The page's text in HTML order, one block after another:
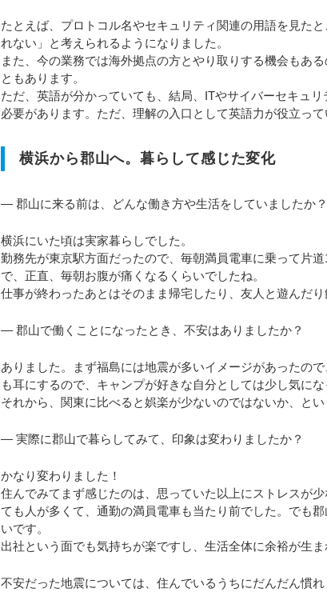
たとえば、プロトコル名やセキュリティ関連の用語を見た
れない」と考えられるようになりました。
また、今の業務では海外拠点の方とやり取りする機会もあ
ともあります。
ただ、英語が分かっていても、結局、ITやサイバーセキュ
必要があります。ただ、理解の入口として英語力が役立って
横浜から郡山へ。暮らして感じた変化
― 郡山に来る前は、どんな働き方や生活をしていましたか？
横浜にいた頃は実家暮らしでした。
勤務先が東京駅方面だったので、毎朝満員電車に乗って片
で、正直、毎朝お腹が痛くなるくらいでしたね。
仕事が終わったあとはそのまま帰宅したり、友人と遊んだ
― 郡山で働くことになったとき、不安はありましたか？
ありました。まず福島には地震が多いイメージがあったの
も耳にするので、キャンプが好きな自分としては少し気にな
それから、関東に比べると娯楽が少ないのではないか、とい
― 実際に郡山で暮らしてみて、印象は変わりましたか？
かなり変わりました！
住んでみてまず感じたのは、思っていた以上にストレスが
ても人が多くて、通勤の満員電車も当たり前でした。でも
いです。
出社という面でも気持ちが楽ですし、生活全体に余裕が生ま
不安だった地震については、住んでいるうちにだんだん慣